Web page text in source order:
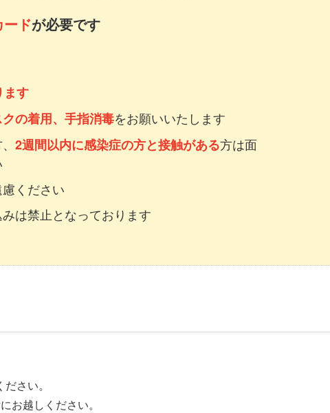
ドが必要です
ます
の着用、手指消毒をお願いいたします
2週間以内に感染症の方と接触がある方は面
ください
は禁止となっております
さい。
お越しください。